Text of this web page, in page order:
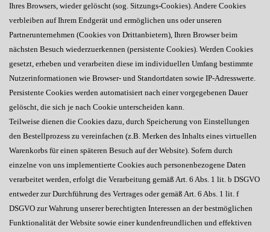
Ihres Browsers, wieder gelöscht (sog. Sitzungs-Cookies). Andere Cookies
verbleiben auf Ihrem Endgerät und ermöglichen uns oder unseren
Partnerunternehmen (Cookies von Drittanbietern), Ihren Browser beim
nächsten Besuch wiederzuerkennen (persistente Cookies). Werden Cookies
gesetzt, erheben und verarbeiten diese im individuellen Umfang bestimmte
Nutzerinformationen wie Browser- und Standortdaten sowie IP-Adresswerte.
Persistente Cookies werden automatisiert nach einer vorgegebenen Dauer
gelöscht, die sich je nach Cookie unterscheiden kann.
Teilweise dienen die Cookies dazu, durch Speicherung von Einstellungen
den Bestellprozess zu vereinfachen (z.B. Merken des Inhalts eines virtuellen
Warenkorbs für einen späteren Besuch auf der Website). Sofern durch
einzelne von uns implementierte Cookies auch personenbezogene Daten
verarbeitet werden, erfolgt die Verarbeitung gemäß Art. 6 Abs. 1 lit. b DSGVO
entweder zur Durchführung des Vertrages oder gemäß Art. 6 Abs. 1 lit. f
DSGVO zur Wahrung unserer berechtigten Interessen an der bestmöglichen
Funktionalität der Website sowie einer kundenfreundlichen und effektiven